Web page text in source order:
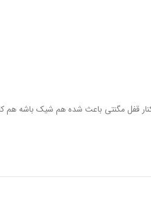
قفل مگنتی باعث شده هم شیک باشه هم